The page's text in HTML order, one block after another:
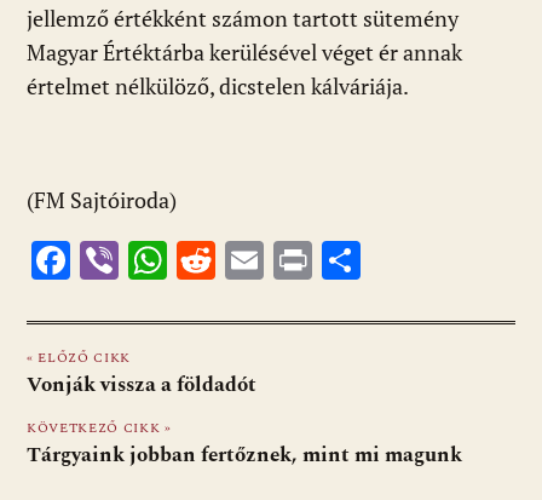
jellemző értékként számon tartott sütemény
Magyar Értéktárba kerülésével véget ér annak
értelmet nélkülöző, dicstelen kálváriája.
(FM Sajtóiroda)
F
e
b
o
o
Vi
er
W
at
s
A
p
R
d
di
E
ai
Pr
t za
g
« ELŐZŐ CIKK
Vonják vissza a földadót
KÖVETKEZŐ CIKK »
Tárgyaink jobban fertőznek, mint mi magunk